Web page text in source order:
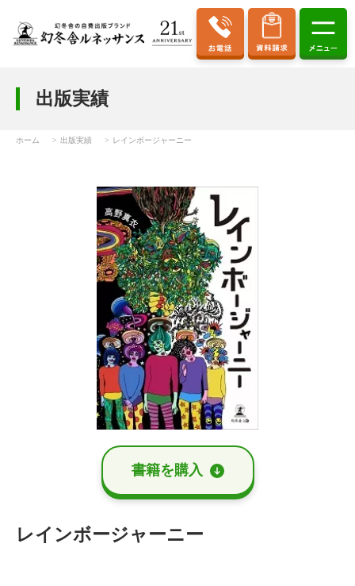
出版実績
ホーム 出版実績 レインボージャーニー
書籍を購⼊
レインボージャーニー